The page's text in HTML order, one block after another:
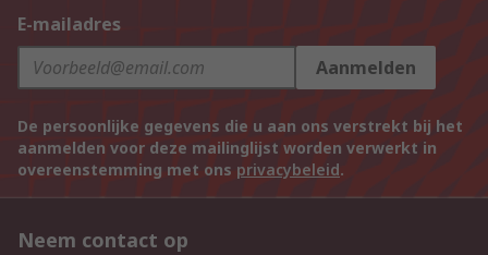
E-mailadres
Aanmelden
De persoonlijke gegevens die u aan ons verstrekt bij het
aanmelden voor deze mailinglijst worden verwerkt in
overeenstemming met ons privacybeleid.
Neem contact op